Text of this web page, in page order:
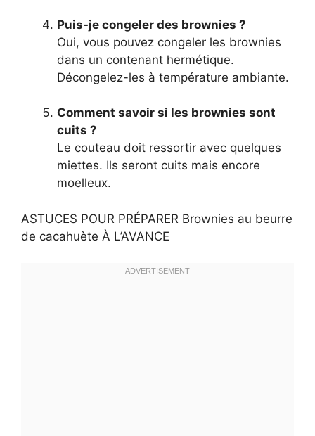
Puis-je congeler des brownies ?
Oui, vous pouvez congeler les brownies
dans un contenant hermétique.
Décongelez-les à température ambiante.
Comment savoir si les brownies sont
cuits ?
Le couteau doit ressortir avec quelques
miettes. Ils seront cuits mais encore
moelleux.
ASTUCES POUR PRÉPARER Brownies au beurre
de cacahuète À L’AVANCE